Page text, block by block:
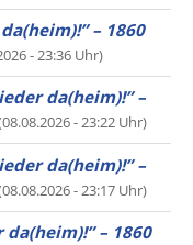
– 1860
- 23:36 Uhr)
da(heim)!” –
- 23:22 Uhr)
da(heim)!” –
- 23:17 Uhr)
da(heim)!” – 1860